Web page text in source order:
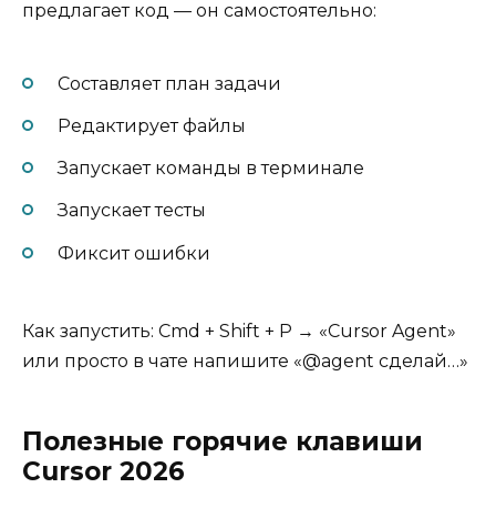
предлагает код — он самостоятельно:
Составляет план задачи
Редактирует файлы
Запускает команды в терминале
Запускает тесты
Фиксит ошибки
Как запустить: Cmd + Shift + P → «Cursor Agent»
или просто в чате напишите «@agent сделай…»
Полезные горячие клавиши
Cursor 2026